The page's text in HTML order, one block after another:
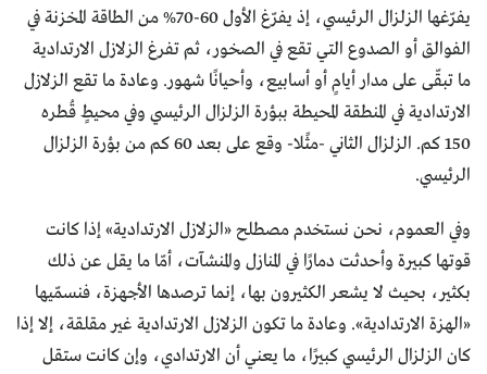
يفرّغها الزلزال الرئيسي، إذ يفرّغ الأول 60-70% من الطاقة المخزنة في
الفوالق أو الصدوع التي تقع في الصخور، ثم تفرغ الزلازل الارتدادية
ما تبقّى على مدار أيامٍ أو أسابيع، وأحيانًا شهور. وعادة ما تقع الزلازل
الارتدادية في المنطقة المحيطة ببؤرة الزلزال الرئيسي وفي محيطٍ قُطره
150 كم. الزلزال الثاني -مثًلا- وقع على بعد 60 كم من بؤرة الزلزال
الرئيسي.
وفي العموم، نحن نستخدم مصطلح «الزلازل الارتدادية» إذا كانت
قوتها كبيرة وأحدثت دمارًا في المنازل والمنشآت، أمّا ما يقل عن ذلك
بكثير، بحيث لا يشعر الكثيرون بها، إنما ترصدها الأجهزة، فنسمّيها
«الهزة الارتدادية». وعادة ما تكون الزلازل الارتدادية غير مقلقة، إلا إذا
كان الزلزال الرئيسي كبيرًا، ما يعني أن الارتدادي، وإن كانت ستقل